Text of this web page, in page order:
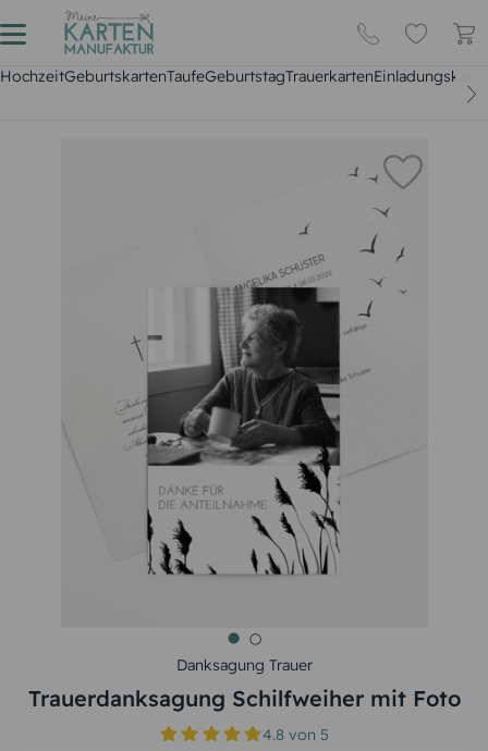
HochzeitGeburtskartenTaufeGeburtstagTrauerkarten
Danksagung Trauer
Trauerdanksagung Schilfweiher mit Foto
4.8 von5